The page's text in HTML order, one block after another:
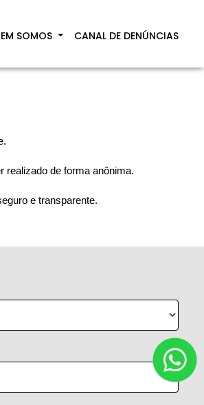
SOMOS CANAL DE DENÚNCIAS
realizado de forma anônima.
e transparente.